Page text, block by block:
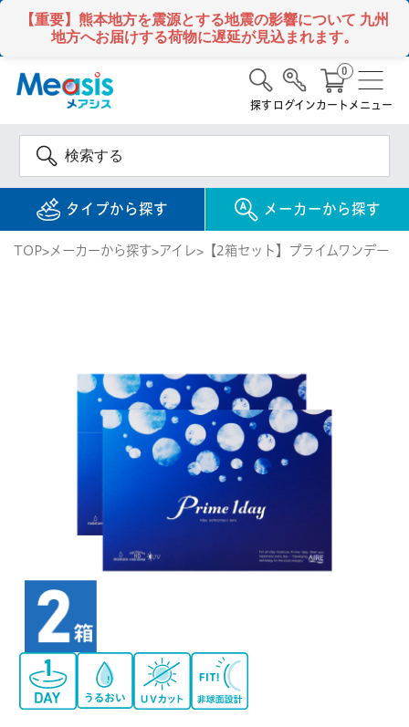
【重要】熊本地方を震源とする地震の影響について 九州
地方へお届けする荷物に遅延が見込まれます。
タイプから探す メーカーから探す
探す ログインカート
0
メニュー
1MONTH / 1ヶ月 使い捨て
乱視用コンタクトレンズ
カラー
ハード
ソフト
定期便
クーパービジョン ボシュロム
日本アルコン
アイレ
検 索
INFORMATION
MYコンタクト（らくらく再購入）
はじめての方へ
おトク定期便
Myクーポン
ご利用案内
TOP メーカーから探す アイレ 【2箱セット】プライムワンデー（